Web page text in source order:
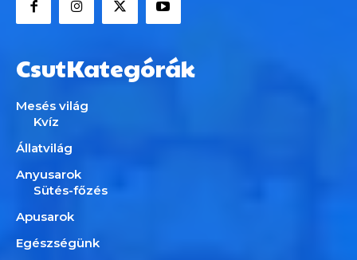
CsutKategórák
Mesés világ
Kvíz
Állatvilág
Anyusarok
Sütés-főzés
Apusarok
Egészségünk